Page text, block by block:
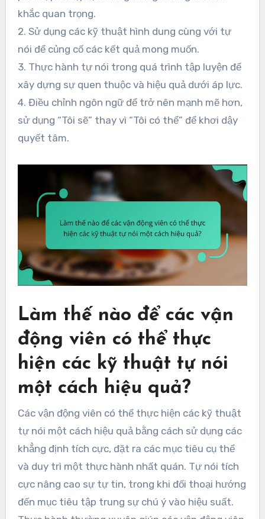
khắc quan trọng.
2. Sử dụng các kỹ thuật hình dung cùng với tự
nói để củng cố các kết quả mong muốn.
3. Thực hành tự nói trong quá trình tập luyện để
xây dựng sự quen thuộc và hiệu quả dưới áp lực.
4. Điều chỉnh ngôn ngữ để trở nên mạnh mẽ hơn,
sử dụng “Tôi sẽ” thay vì “Tôi có thể” để khơi dậy
quyết tâm.
Làm thế nào để các vận
động viên có thể thực
hiện các kỹ thuật tự nói
một cách hiệu quả?
Các vận động viên có thể thực hiện các kỹ thuật
tự nói một cách hiệu quả bằng cách sử dụng các
khẳng định tích cực, đặt ra các mục tiêu cụ thể
và duy trì một thực hành nhất quán. Tự nói tích
cực nâng cao sự tự tin, trong khi đối thoại hướng
đến mục tiêu tập trung sự chú ý vào hiệu suất.